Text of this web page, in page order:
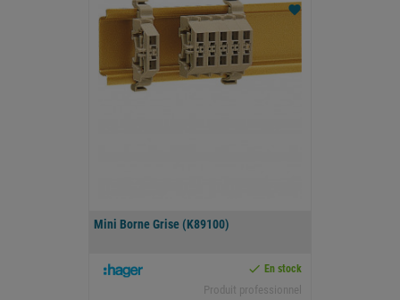
Mini Borne Grise (K89100)
 En stock
Produit professionnel
favorite